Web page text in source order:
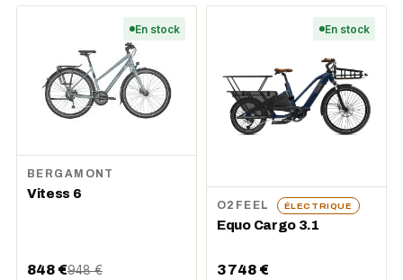
En stock
BERGAMONT
Vitess 6
848 €948 €
En stock
O2FEEL ÉLECTRIQUE
Equo Cargo 3.1
3 748 €